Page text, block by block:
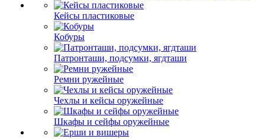
Кейсы пластиковые
Кобуры
Патронташи, подсумки, ягдташи
Ремни ружейные
Чехлы и кейсы оружейные
Шкафы и сейфы оружейные